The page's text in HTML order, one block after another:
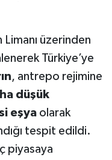
üzerinden
Türkiye’ye
, antrepo rejimine
düşük
eşyaolarak
tespit edildi.
piyasaya